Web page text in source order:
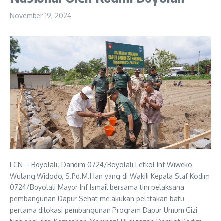
November 19, 2024
LCN – Boyolali. Dandim 0724/Boyolali Letkol Inf Wiweko
Wulang Widodo, S.Pd.M.Han yang di Wakili Kepala Staf Kodim
0724/Boyolali Mayor Inf Ismail bersama tim pelaksana
pembangunan Dapur Sehat melakukan peletakan batu
pertama dilokasi pembangunan Program Dapur Umum Gizi